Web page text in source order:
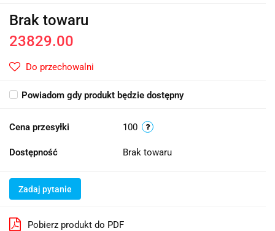
Brak towaru
23829.00
Do przechowalni
Powiadom gdy produkt będzie dostępny
Cena przesyłki 100
Dostępność Brak towaru
Zadaj pytanie
Pobierz produkt do PDF